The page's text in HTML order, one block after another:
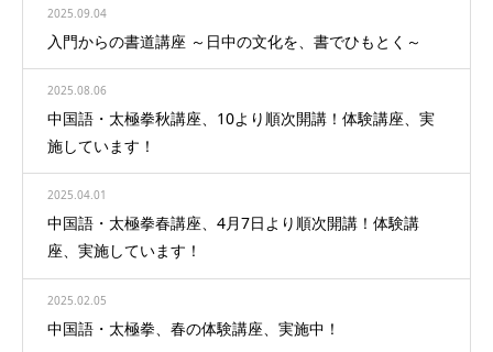
2025.09.04
入門からの書道講座 ～日中の文化を、書でひもとく～
2025.08.06
中国語・太極拳秋講座、10より順次開講！体験講座、実
施しています！
2025.04.01
中国語・太極拳春講座、4月7日より順次開講！体験講
座、実施しています！
2025.02.05
中国語・太極拳、春の体験講座、実施中！